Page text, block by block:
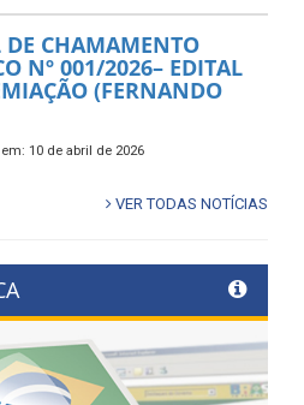
DE CHAMAMENTO
Nº 001/2026– EDITAL
(FERNANDO
10 de abril de 2026
VER TODAS NOTÍCIAS